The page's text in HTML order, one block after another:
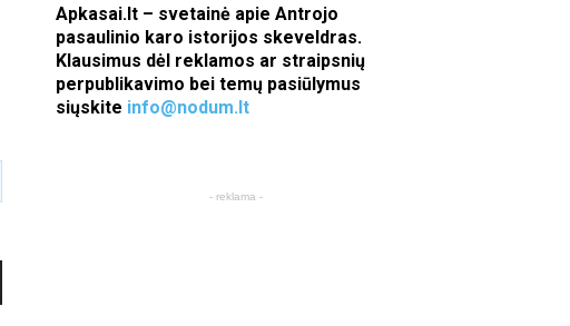
Apkasai.lt – svetainė apie Antrojo
pasaulinio karo istorijos skeveldras.
Klausimus dėl reklamos ar straipsnių
perpublikavimo bei temų pasiūlymus
siųskite info@nodum.lt
- reklama -